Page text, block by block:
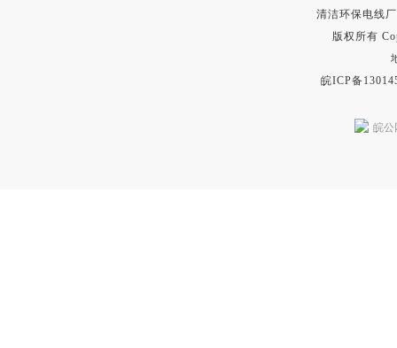
清洁环保电线
版权所有
皖ICP备
皖公